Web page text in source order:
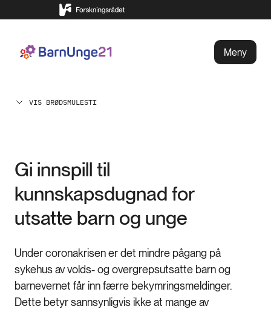
Meny
VIS BRØDSMULESTI
Gi innspill til
kunnskapsdugnad for
utsatte barn og unge
Under coronakrisen er det mindre pågang på
sykehus av volds- og overgrepsutsatte barn og
barnevernet får inn færre bekymringsmeldinger.
Dette betyr sannsynligvis ikke at mange av